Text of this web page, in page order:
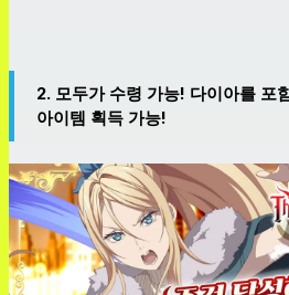
2. 모두가 수령 가능! 다이아를 포
아이템 획득 가능!